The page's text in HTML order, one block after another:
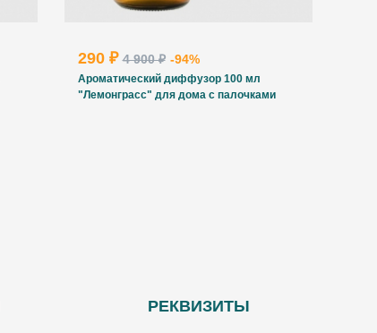
290 ₽4 900 ₽ -94%
Ароматический диффузор 100 мл
"Лемонграсс" для дома с палочками
РЕКВИЗИТЫ